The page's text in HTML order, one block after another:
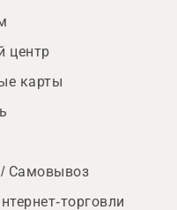
центр
карты
Самовывоз
торговли